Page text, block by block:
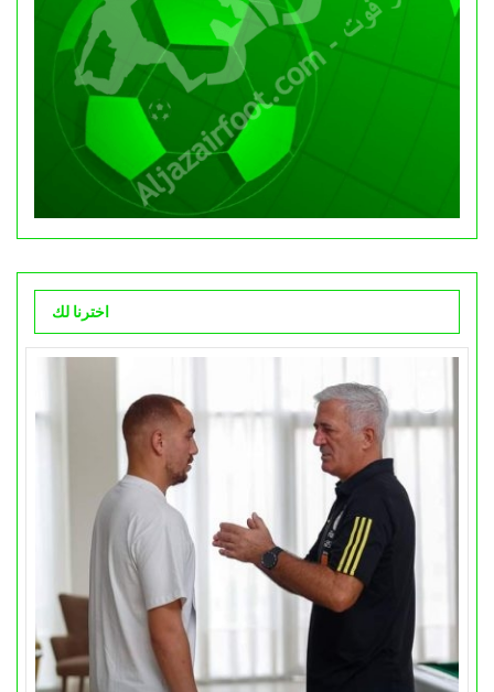
اخترنا لك